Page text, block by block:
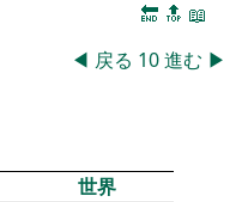
🔚 🔝 📖
◀ 戻る 10進む ▶
世界